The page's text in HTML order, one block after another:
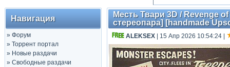
Навигация
» Форум
» Торрент портал
» Новые раздачи
» Свободные раздачи
Месть Твари 3D / Revenge
стереопара] [handmade
ALEKSEX | 15 Апр 2026 10:54:24